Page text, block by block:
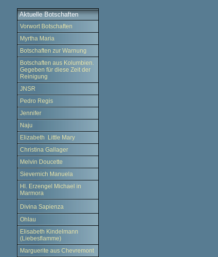
Aktuelle Botschaften
Vorwort Botschaften
Myrtha Maria
Botschaften zur Warnung
Botschaften aus Kolumbien.
Gegeben für diese Zeit der
Reinigung
JNSR
Pedro Regis
Jennifer
Naju
Elizabeth Little Mary
Christina Gallager
Melvin Doucette
Sievernich Manuela
Hl. Erzengel Michael in
Marmora
Divina Sapienza
Ohlau
Elisabeth Kindelmann
(Liebesflamme)
Marguerite aus Chevremont